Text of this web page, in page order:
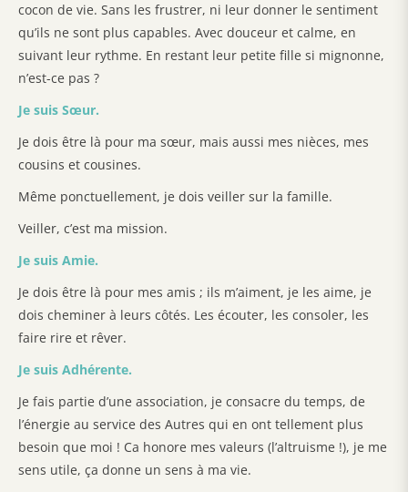
cocon de vie. Sans les frustrer, ni leur donner le sentiment
qu’ils ne sont plus capables. Avec douceur et calme, en
suivant leur rythme. En restant leur petite fille si mignonne,
n’est-ce pas ?
Je suis Sœur.
Je dois être là pour ma sœur, mais aussi mes nièces, mes
cousins et cousines.
Même ponctuellement, je dois veiller sur la famille.
Veiller, c’est ma mission.
Je suis Amie.
Je dois être là pour mes amis ; ils m’aiment, je les aime, je
dois cheminer à leurs côtés. Les écouter, les consoler, les
faire rire et rêver.
Je suis Adhérente.
Je fais partie d’une association, je consacre du temps, de
l’énergie au service des Autres qui en ont tellement plus
besoin que moi ! Ca honore mes valeurs (l’altruisme !), je me
sens utile, ça donne un sens à ma vie.